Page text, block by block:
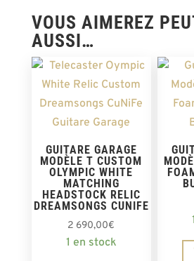
VOUS AIMEREZ
AUSSI…
GUITARE GARAGE
MODÈLE T CUSTOM
OLYMPIC WHITE
MATCHING
HEADSTOCK RELIC
DREAMSONGS CUNIFE
2 690,00€
1 en stock